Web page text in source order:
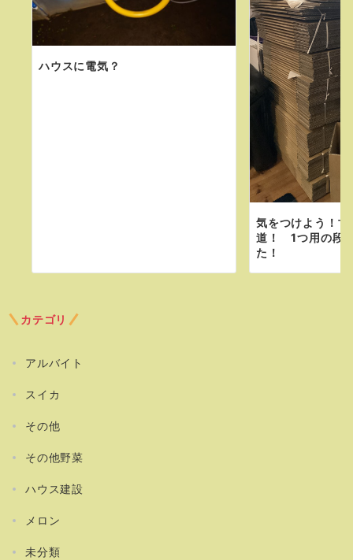
ハウスに電気？
気をつけよう！
道！ 1つ用の段
た！
カテゴリ
アルバイト
スイカ
その他
その他野菜
ハウス建設
メロン
未分類